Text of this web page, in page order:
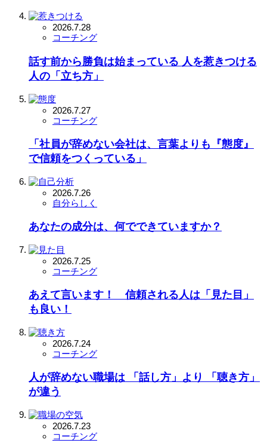
2026.7.28
コーチング
話す前から勝負は始まっている 人を惹きつける
人の「立ち方」
2026.7.27
コーチング
「社員が辞めない会社は、言葉よりも『態度』
で信頼をつくっている」
2026.7.26
自分らしく
あなたの成分は、何でできていますか？
2026.7.25
コーチング
あえて言います！ 信頼される人は「見た目」
も良い！
2026.7.24
コーチング
人が辞めない職場は 「話し方」より 「聴き方」
が違う
2026.7.23
コーチング